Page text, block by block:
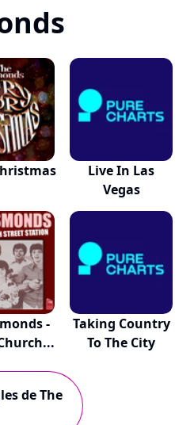
Live In Las
Vegas
-
Taking Country
To The City
de The